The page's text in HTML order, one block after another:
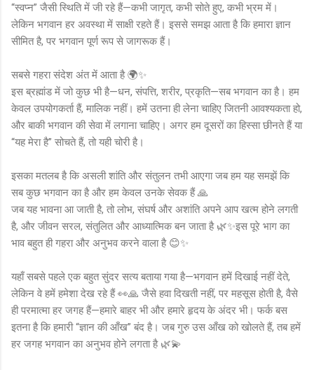
“स्वप्न” जैसी स्थिति में जी रहे हैं—कभी जागृत, कभी सोते हुए, कभी भ्रम में।
लेकिन भगवान हर अवस्था में साक्षी रहते हैं। इससे समझ आता है कि हमारा ज्ञान
सीमित है, पर भगवान पूर्ण रूप से जागरूक हैं।
सबसे गहरा संदेश अंत में आता है 🌍✨
इस ब्रह्मांड में जो कुछ भी है—धन, संपत्ति, शरीर, प्रकृति—सब भगवान का है। हम
केवल उपयोगकर्ता हैं, मालिक नहीं। हमें उतना ही लेना चाहिए जितनी आवश्यकता हो,
और बाकी भगवान की सेवा में लगाना चाहिए। अगर हम दूसरों का हिस्सा छीनते हैं या
“यह मेरा है” सोचते हैं, तो यही चोरी है।
इसका मतलब है कि असली शांति और संतुलन तभी आएगा जब हम यह समझें कि
सब कुछ भगवान का है और हम केवल उनके सेवक हैं 🙏
जब यह भावना आ जाती है, तो लोभ, संघर्ष और अशांति अपने आप खत्म होने लगती
है, और जीवन सरल, संतुलित और आध्यात्मिक बन जाता है 🌿✨इस पूरे भाग का
भाव बहुत ही गहरा और अनुभव करने वाला है 😊✨
यहाँ सबसे पहले एक बहुत सुंदर सत्य बताया गया है—भगवान हमें दिखाई नहीं देते,
लेकिन वे हमें हमेशा देख रहे हैं 👀🙏 जैसे हवा दिखती नहीं, पर महसूस होती है, वैसे
ही परमात्मा हर जगह हैं—हमारे बाहर भी और हमारे हृदय के अंदर भी। फर्क बस
इतना है कि हमारी “ज्ञान की आँख” बंद है। जब गुरु उस आँख को खोलते हैं, तब हमें
हर जगह भगवान का अनुभव होने लगता है 🌿💫